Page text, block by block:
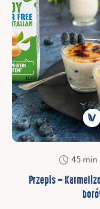
45 min
Przepis –